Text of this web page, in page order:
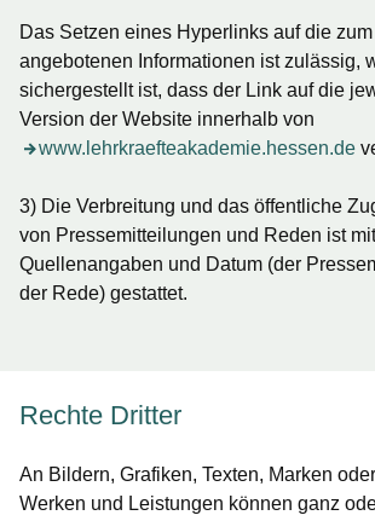
Das Setzen eines Hyperlinks auf die
angebotenen Informationen ist zulässig,
sichergestellt ist, dass der Link auf die
Version der Website innerhalb von
www.lehrkraefteakademie.hessen.de
3) Die Verbreitung und das öffentliche
von Pressemitteilungen und Reden ist mit
Quellenangaben und Datum (der
der Rede) gestattet.
Rechte Dritter
An Bildern, Grafiken, Texten, Marken
Werken und Leistungen können ganz